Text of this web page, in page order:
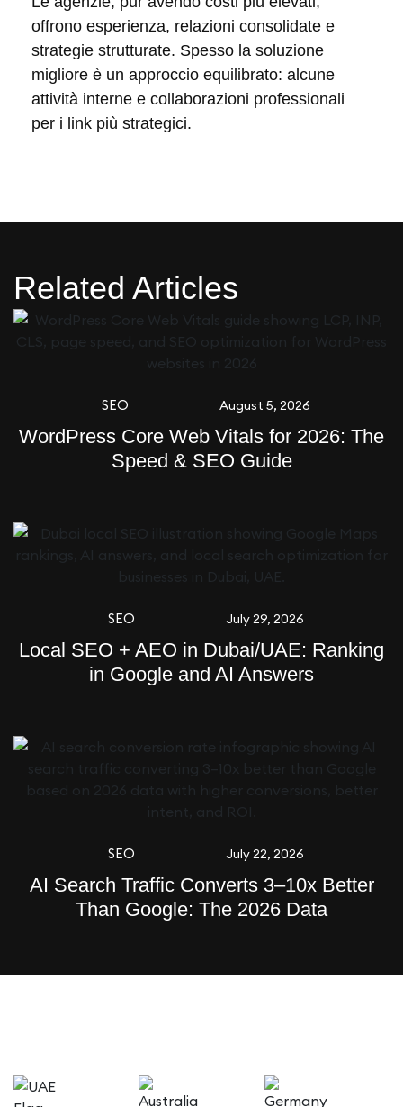
offrono esperienza, relazioni consolidate e
strategie strutturate. Spesso la soluzione
migliore è un approccio equilibrato: alcune
attività interne e collaborazioni professionali
per i link più strategici.
Related Articles
SEO August 5, 2026
WordPress Core Web Vitals for 2026: The
Speed & SEO Guide
SEO July 29, 2026
Local SEO + AEO in Dubai/UAE: Ranking
in Google and AI Answers
SEO July 22, 2026
AI Search Traffic Converts 3–10x Better
Than Google: The 2026 Data